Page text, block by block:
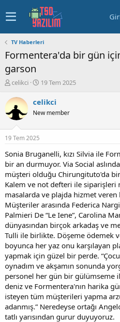
TV Haberleri
Formentera'da bir gün
garson
K
n
u
y
b
a
ş
a
t
a
n
celikci
B
ş
a
ç
t
a
r
i
h
i
19 Tem 2025
celikci
New member
19 Tem 2025
Sonia Bruganelli, kızı Silvia ile
bir an durmuyor. Via Social
müşteri olduğu Chirungituto'da
Kalem ve not defteri ile siparişleri
masalarda ve plajda hizmet veren
Müşteriler arasında Federica
Palmieri De “Le Iene”, Carolina
dünyasından birçok arkadaş ve
Tulli ile birlikte. Döşeme ödemek
boyunca her yaz onu karşılayan
yapmak için güzel bir perde.
oynadım ve akşamın sonunda
personel her gün bir gülümseme
deniz ve Formentera'nın harika
isteyen tüm müşterileri yapma
adanmış.” Neredeyse ortağı
tatlı yarısından gurur duyuyoruz.